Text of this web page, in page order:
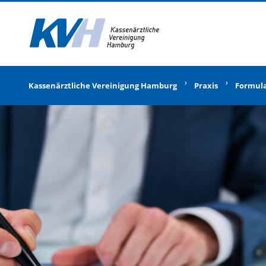
Kassenärztliche Vereinigung Hamburg Praxis